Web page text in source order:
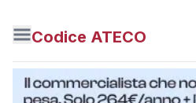
Codice ATECO